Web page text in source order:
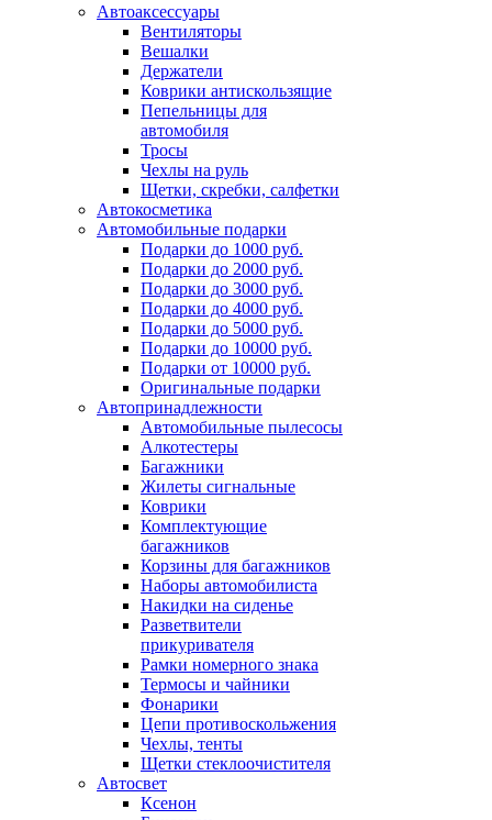
Автоаксессуары
Вентиляторы
Вешалки
Держатели
Коврики антискользящие
Пепельницы для
автомобиля
Тросы
Чехлы на руль
Щетки, скребки, салфетки
Автокосметика
Автомобильные подарки
Подарки до 1000 руб.
Подарки до 2000 руб.
Подарки до 3000 руб.
Подарки до 4000 руб.
Подарки до 5000 руб.
Подарки до 10000 руб.
Подарки от 10000 руб.
Оригинальные подарки
Автопринадлежности
Автомобильные пылесосы
Алкотестеры
Багажники
Жилеты сигнальные
Коврики
Комплектующие
багажников
Корзины для багажников
Наборы автомобилиста
Накидки на сиденье
Разветвители
прикуривателя
Рамки номерного знака
Термосы и чайники
Фонарики
Цепи противоскольжения
Чехлы, тенты
Щетки стеклоочистителя
Автосвет
Ксенон